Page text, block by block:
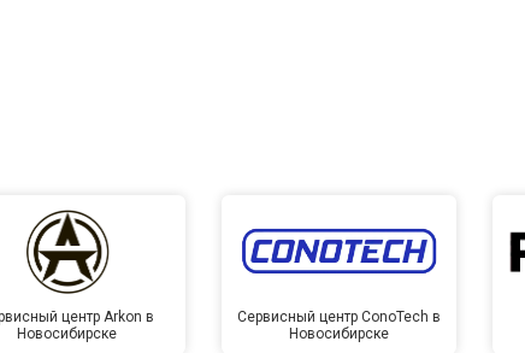
центр Arkon в
Новосибирске
Сервисный центр ConoTech в
Новосибирске